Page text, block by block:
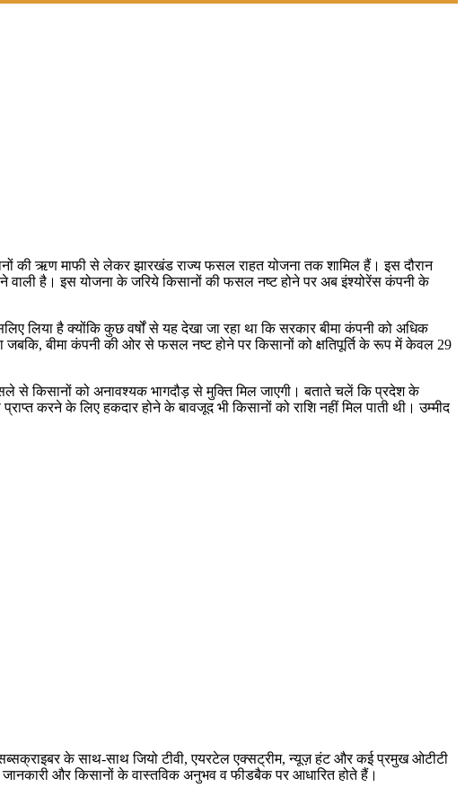
की ऋण माफी से लेकर झारखंड राज्य फसल राहत योजना तक शामिल हैं। इस दौरान
वाली है। इस योजना के जरिये किसानों की फसल नष्ट होने पर अब इंश्योरेंस कंपनी के
लिया है क्योंकि कुछ वर्षों से यह देखा जा रहा था कि सरकार बीमा कंपनी को अधिक
जबकि, बीमा कंपनी की ओर से फसल नष्ट होने पर किसानों को क्षतिपूर्ति के रूप में केवल 29
से किसानों को अनावश्यक भागदौड़ से मुक्ति मिल जाएगी। बताते चलें कि प्रदेश के
करने के लिए हकदार होने के बावजूद भी किसानों को राशि नहीं मिल पाती थी। उम्मीद
के साथ-साथ जियो टीवी, एयरटेल एक्सट्रीम, न्यूज़ हंट और कई प्रमुख ओटीटी
जानकारी और किसानों के वास्तविक अनुभव व फीडबैक पर आधारित होते हैं।